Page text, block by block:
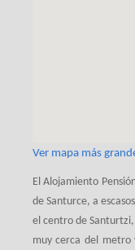
Ver mapa más
El Alojamiento
de Santurce, a
el centro de Santurtzi,
muy cerca del metro